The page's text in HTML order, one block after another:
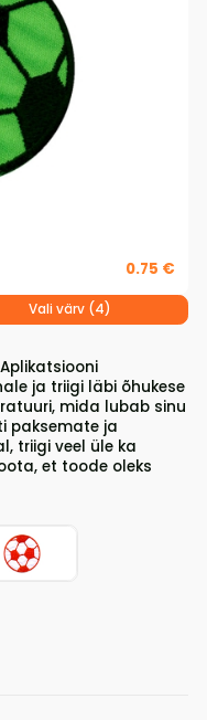
ja triigi läbi õhukese
mida lubab sinu
paksemate ja
triigi veel üle ka
et toode oleks
0.75 €
Vali värv (4)